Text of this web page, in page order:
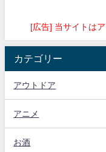
[広告] 当サイトは
カテゴリー
アウトドア
アニメ
お酒